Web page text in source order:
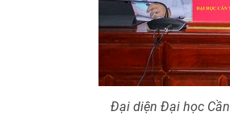
Đại diện Đại học